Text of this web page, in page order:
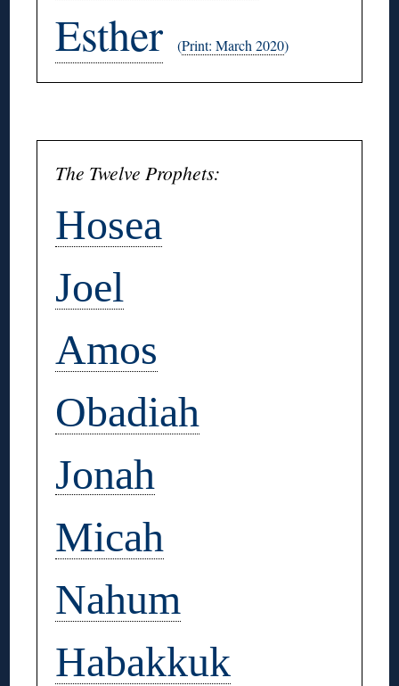
Esther
(Print: March 2020)
The Twelve Prophets:
Hosea
Joel
Amos
Obadiah
Jonah
Micah
Nahum
Habakkuk